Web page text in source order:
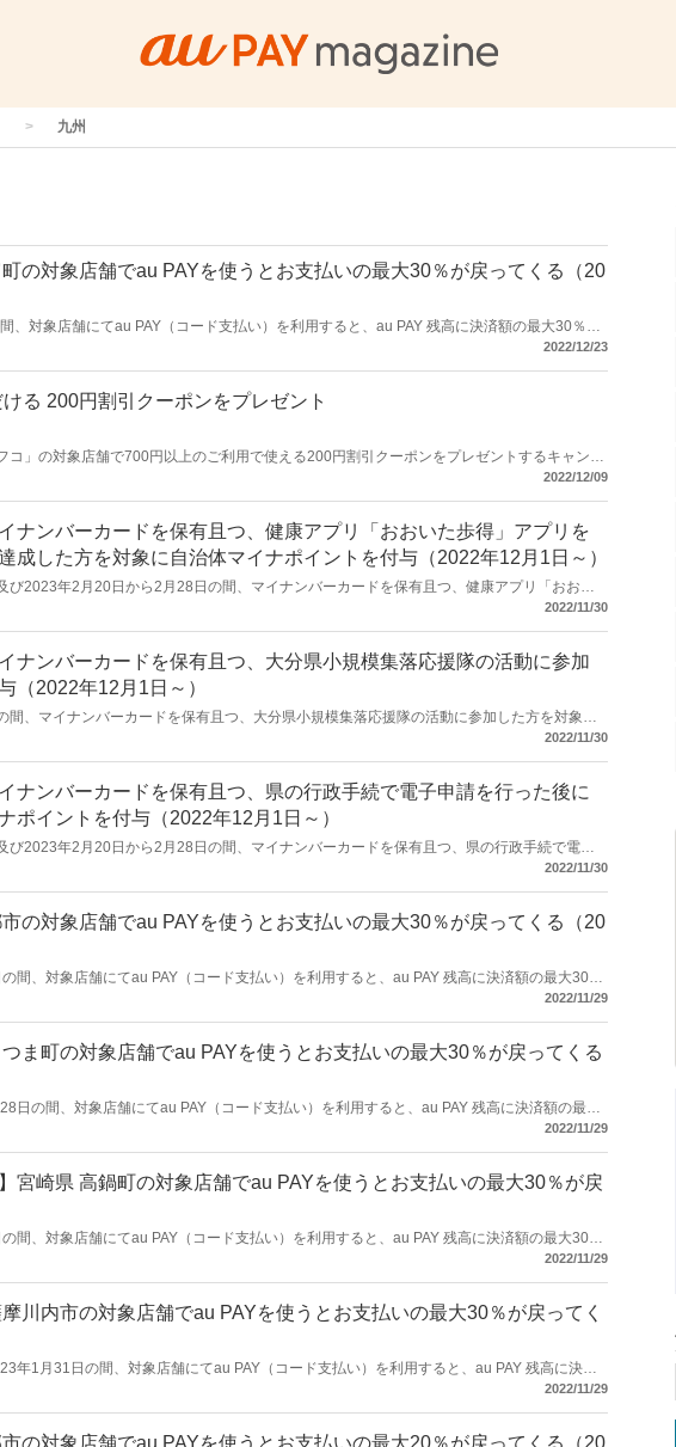
九州
の対象店舗でau PAYを使うとお支払いの最大30％が戻ってくる（20
、対象店舗にてau PAY（コード支払い）を利用すると、au PAY 残高に決済額の最大30％を
2022/12/23
る 200円割引クーポンをプレゼント
」の対象店舗で700円以上のご利用で使える200円割引クーポンをプレゼントするキャンペ
2022/12/09
ナンバーカードを保有且つ、健康アプリ「おおいた歩得」アプリを
成した方を対象に自治体マイナポイントを付与（2022年12月1日～）
2023年2月20日から2月28日の間、マイナンバーカードを保有且つ、健康アプリ「おおい
5,000歩を達成した方を対象に、1,000円相当の自治体マイナポイントを付与する「大分県お
2022/11/30
ナンバーカードを保有且つ、大分県小規模集落応援隊の活動に参加
（2022年12月1日～）
、マイナンバーカードを保有且つ、大分県小規模集落応援隊の活動に参加した方を対象
2022/11/30
ナンバーカードを保有且つ、県の行政手続で電子申請を行った後に
ポイントを付与（2022年12月1日～）
2023年2月20日から2月28日の間、マイナンバーカードを保有且つ、県の行政手続で電子
、1,000円相当の自治体マイナポイント（au PAY 残高）を付与する「大分県電子申請利用促
2022/11/30
の対象店舗でau PAYを使うとお支払いの最大30％が戻ってくる（20
間、対象店舗にてau PAY（コード支払い）を利用すると、au PAY 残高に決済額の最大30％
2022/11/29
ま町の対象店舗でau PAYを使うとお支払いの最大30％が戻ってくる
日の間、対象店舗にてau PAY（コード支払い）を利用すると、au PAY 残高に決済額の最大
2022/11/29
宮崎県 高鍋町の対象店舗でau PAYを使うとお支払いの最大30％が戻
間、対象店舗にてau PAY（コード支払い）を利用すると、au PAY 残高に決済額の最大30％
2022/11/29
川内市の対象店舗でau PAYを使うとお支払いの最大30％が戻ってく
年1月31日の間、対象店舗にてau PAY（コード支払い）を利用すると、au PAY 残高に決済
2022/11/29
の対象店舗でau PAYを使うとお支払いの最大20％が戻ってくる（20